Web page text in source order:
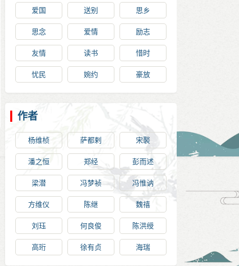
爱国 送别 思乡
思念 爱情 励志
友情 读书 惜时
忧民 婉约 豪放
作者
杨维桢 萨都剌 宋褧
潘之恒 郑经 彭而述
梁潜 冯梦祯 冯惟讷
方维仪 陈继 魏禧
刘珏 何良俊 陈洪绶
高珩 徐有贞 海瑞